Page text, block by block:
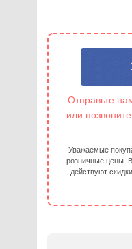
Отправьте
или
Уважаемые
розничные цены.
действуют